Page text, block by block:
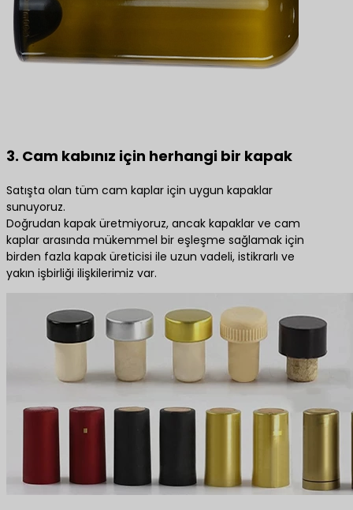
3. Cam kabınız için herhangi bir kapak
Satışta olan tüm cam kaplar için uygun kapaklar
sunuyoruz.
Doğrudan kapak üretmiyoruz, ancak kapaklar ve cam
kaplar arasında mükemmel bir eşleşme sağlamak için
birden fazla kapak üreticisi ile uzun vadeli, istikrarlı ve
yakın işbirliği ilişkilerimiz var.